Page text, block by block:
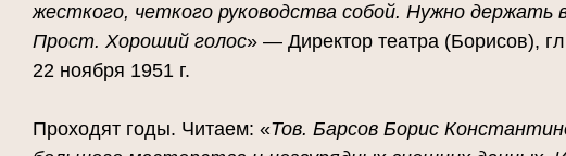
жесткого, четкого руководства собой. Нужно держать
Прост. Хороший голос» — Директор театра (Борисов),
22 ноября 1951 г.
Проходят годы. Читаем: «Тов. Барсов Борис